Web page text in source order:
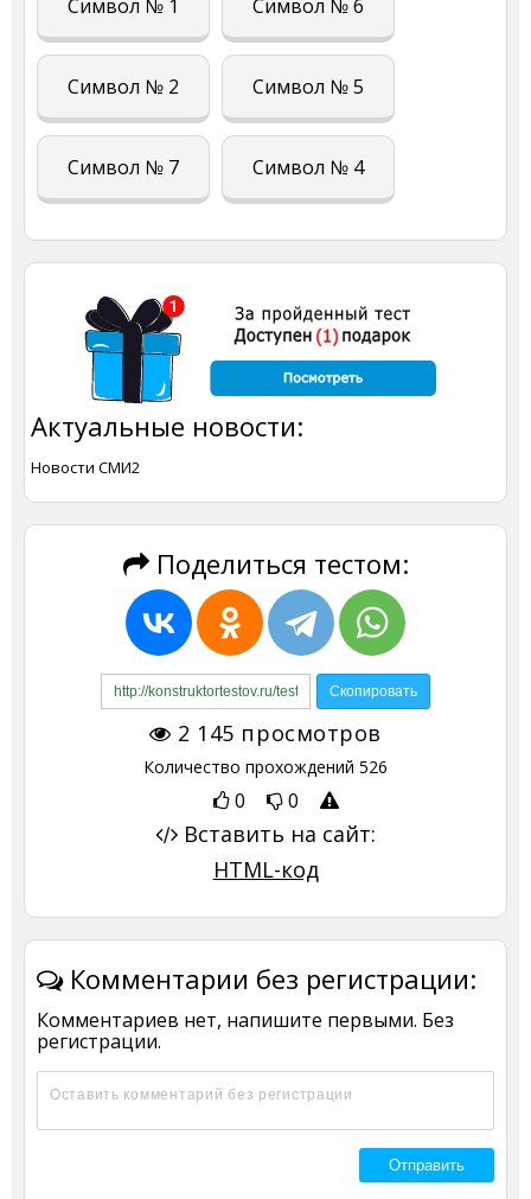
Символ № 1 Символ № 6
Символ № 2 Символ № 5
Символ № 7 Символ № 4
Актуальные новости:
Новости СМИ2
Поделиться тестом:
2 145 просмотров
Количество прохождений 526
0 0
Вставить на сайт:
HTML-код
Комментарии без регистрации:
Комментариев нет, напишите первыми. Без
регистрации.